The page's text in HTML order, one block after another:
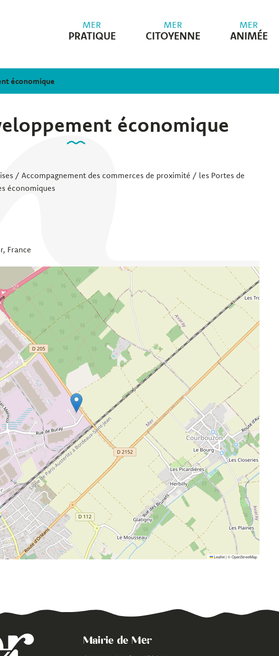
MER
PRATIQUE
MER
CITOYENNE
MER
ANIMÉE
économique
économique
/ Accompagnement des commerces de proximité / les Portes de
économiques
France
Leaflet|©OpenStreetMap
Mairie de Mer